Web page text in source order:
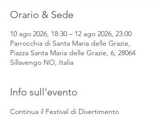
Orario & Sede
10 ago 2026, 18:30 – 12 ago 2026, 23:00
Parrocchia di Santa Maria delle Grazie,
Piazza Santa Maria delle Grazie, 6, 28064
Sillavengo NO, Italia
Info sull'evento
Continua il Festival di Divertimento